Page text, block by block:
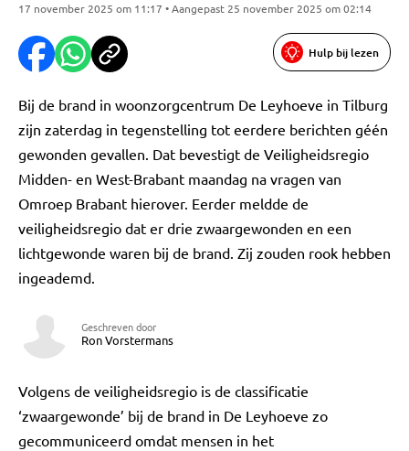
17 november 2025 om 11:17 • Aangepast 25 november 2025 om 02:14
Hulp bij lezen
Bij de brand in woonzorgcentrum De Leyhoeve in Tilburg
zijn zaterdag in tegenstelling tot eerdere berichten géén
gewonden gevallen. Dat bevestigt de Veiligheidsregio
Midden- en West-Brabant maandag na vragen van
Omroep Brabant hierover. Eerder meldde de
veiligheidsregio dat er drie zwaargewonden en een
lichtgewonde waren bij de brand. Zij zouden rook hebben
ingeademd.
Geschreven door
Ron Vorstermans
Volgens de veiligheidsregio is de classificatie
‘zwaargewonde’ bij de brand in De Leyhoeve zo
gecommuniceerd omdat mensen in het